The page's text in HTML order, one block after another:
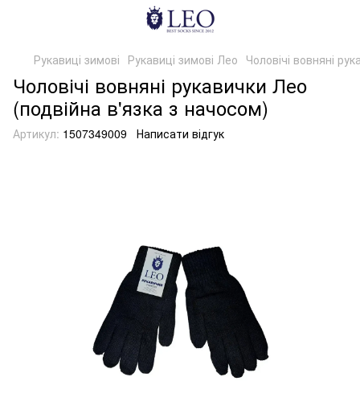
Рукавиці зимові Рукавиці зимові Лео Чоловічі вовняні
Чоловічі вовняні рукавички Лео
(подвійна в'язка з начосом)
Артикул: 1507349009 Написати відгук